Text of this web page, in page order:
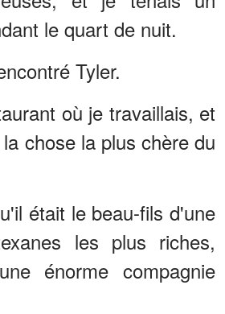
le quart de nuit.
Tyler.
où je travaillais, et
chose la plus chère du
était le beau-fils d'une
les plus riches,
énorme compagnie